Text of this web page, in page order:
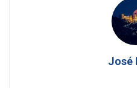
José